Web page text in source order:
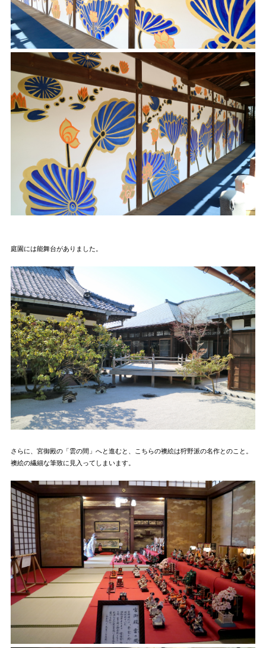
庭園には能舞台がありました。
さらに、宮御殿の「雲の間」へと進むと、こちらの襖絵は狩野派の名作とのこと。
襖絵の繊細な筆致に見入ってしまいます。